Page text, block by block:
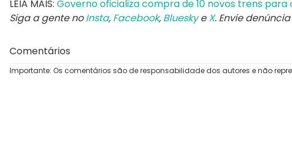
LEIA MAIS: Governo oficializa compra de 10 novos trens
Siga a gente noInsta, Facebook, BlueskyeX. Envie
Comentários
Importante: Os comentários são de responsabilidade dos autores e não